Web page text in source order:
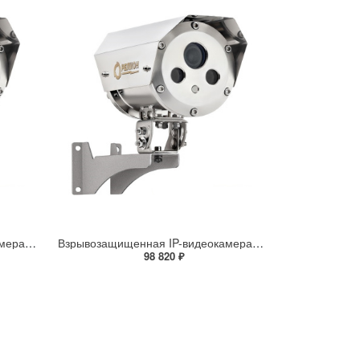
Взрывозащищенная IP-видеокамера Релион Релион-Exd-Н-100-ИК-IP5Мп2.7-13.5Z-PoE-SD-МК-TR Взрывозащищенная IP-видеокамера Релион Релион-Exd-Н-100-ИК-IP5Мп2.8mm-PoE-МК-TR
98 820 ₽